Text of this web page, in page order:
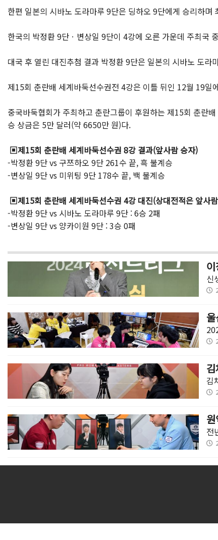
한편 일본의 시바노 도라마루 9단은 딩하오 9단에게 승리하
한국의 박정환 9단ㆍ변상일 9단이 4강에 오른 가운데 주최국
대국 후 열린 대진추첨 결과 박정환 9단은 일본의 시바노 도
제15회 춘란배 세계바둑선수권전 4강은 이틀 뒤인 12월 19일
중국바둑협회가 주최하고 춘란그룹이 후원하는 제15회 춘란
승 상금은 5만 달러(약 6650만 원)다.
▣제15회 춘란배 세계바둑선수권 8강 결과(앞사람 승자)
-박정환 9단 vs 구쯔하오 9단 261수 끝, 흑 불계승
-변상일 9단 vs 미위팅 9단 178수 끝, 백 불계승
▣제15회 춘란배 세계바둑선수권 4강 대진(상대전적은 앞사
-박정환 9단 vs 시바노 도라마루 9단 : 6승 2패
-변상일 9단 vs 양카이원 9단 : 3승 0패
신
김
전